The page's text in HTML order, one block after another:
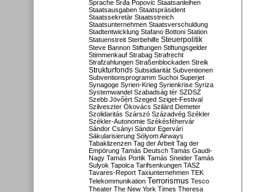
Sprache Srđa Popović Staatsanleihen
Staatsausgaben Staatspräsident
Staatssekretär Staatsstreich
Staatsunternehmen Staatsverschuldung
Stadtentwicklung Stafano Bottoni Station
Statuenstreit Sterbehilfe Steuerpolitik
Steve Bannon Stiftungen Stiftungsgelder
Stimmenkauf Strabag Strafrecht
Strafzahlungen Straßenblockaden Streik
Strukturfonds Subsidiarität Subventionen
Subventionsprogramm Suchoi Superjet
Synagoge Syrien-Krieg Syrienkrise Syriza
Systemwandel Szabadság tér SZDSZ
Szebb Jövőért Szeged Sziget-Festival
Szilveszter Ókovács Szilárd Demeter
Szolidaritás Szárszó Századvég Székler
Székler-Autonomie Székésféhervár
Sándor Csányi Sándor Egervári
Säkularisierung Sólyom Airways
Tabaklizenzen Tag der Arbeit Tag der
Empörung Tamás Deutsch Tamás Gaudi-
Nagy Tamás Portik Tamás Sneider Tamás
Sulyok Tapolca Tarifsenkungen TASZ
Tavares-Report Taxiunternehmen TEK
Telekommunikation Terrorismus Tesco
Theater The New York Times Theresa